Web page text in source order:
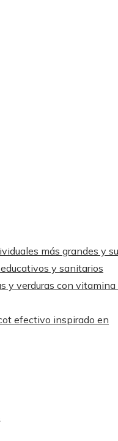
más grandes y su
y sanitarios
y verduras con vitamina
efectivo inspirado en